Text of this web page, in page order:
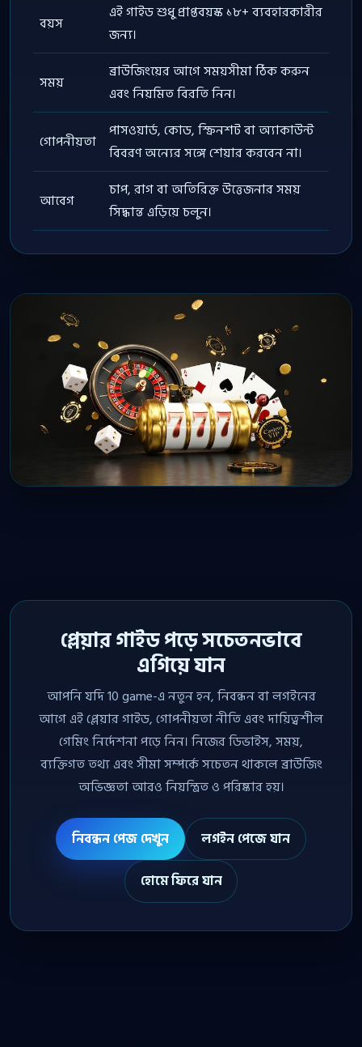
বয়স
এই গাইড শুধু প্রাপ্তবয়স্ক ১৮+ ব্যবহারকারীর
জন্য।
সময়
ব্রাউজিংয়ের আগে সময়সীমা ঠিক করুন
এবং নিয়মিত বিরতি নিন।
গোপনীয়তা
পাসওয়ার্ড, কোড, স্ক্রিনশট বা অ্যাকাউন্ট
বিবরণ অন্যের সঙ্গে শেয়ার করবেন না।
আবেগ
চাপ, রাগ বা অতিরিক্ত উত্তেজনার সময়
সিদ্ধান্ত এড়িয়ে চলুন।
প্লেয়ার গাইড পড়ে সচেতনভাবে
এগিয়ে যান
আপনি যদি 10 game-এ নতুন হন, নিবন্ধন বা লগইনের
আগে এই প্লেয়ার গাইড, গোপনীয়তা নীতি এবং দায়িত্বশীল
গেমিং নির্দেশনা পড়ে নিন। নিজের ডিভাইস, সময়,
ব্যক্তিগত তথ্য এবং সীমা সম্পর্কে সচেতন থাকলে ব্রাউজিং
অভিজ্ঞতা আরও নিয়ন্ত্রিত ও পরিষ্কার হয়।
নিবন্ধন পেজ দেখুন লগইন পেজে যান
হোমে ফিরে যান